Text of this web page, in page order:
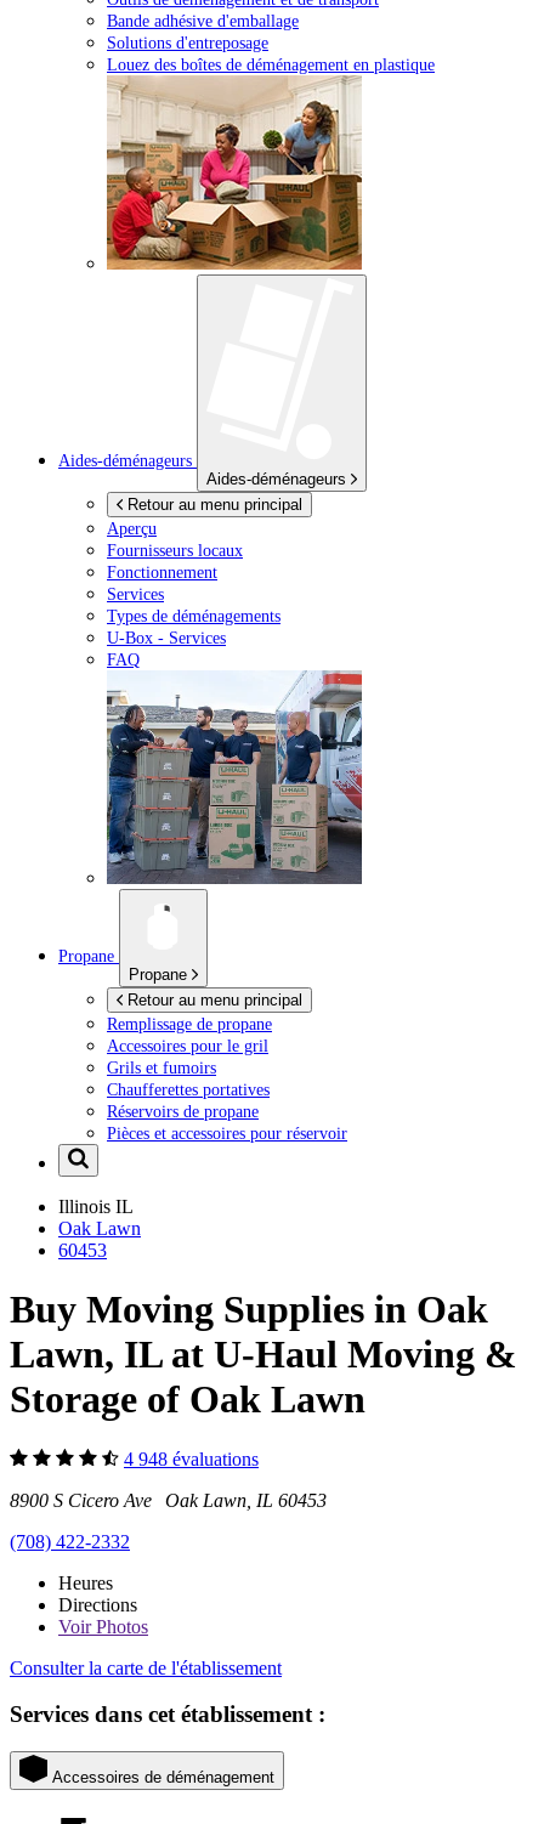
Bande adhésive d'emballage
Solutions d'entreposage
Louez des boîtes de déménagement en plastique
Aides-déménageurs
Aides-déménageurs
Retour au menu principal
Aperçu
Fournisseurs locaux
Fonctionnement
Services
Types de déménagements
U-Box - Services
FAQ
Propane
Propane
Retour au menu principal
Remplissage de propane
Accessoires pour le gril
Grils et fumoirs
Chaufferettes portatives
Réservoirs de propane
Pièces et accessoires pour réservoir
Illinois IL
Oak Lawn
60453
Buy Moving Supplies in Oak
Lawn, IL at U-Haul Moving &
Storage of Oak Lawn
4 948 évaluations
8900 S Cicero Ave Oak Lawn, IL 60453
(708) 422-2332
Heures
Directions
VoirPhotos
Consulter la carte de l'établissement
Services dans cet établissement :
Accessoires de déménagement